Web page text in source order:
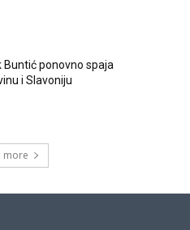
Buntić ponovno spaja
i Slavoniju
more